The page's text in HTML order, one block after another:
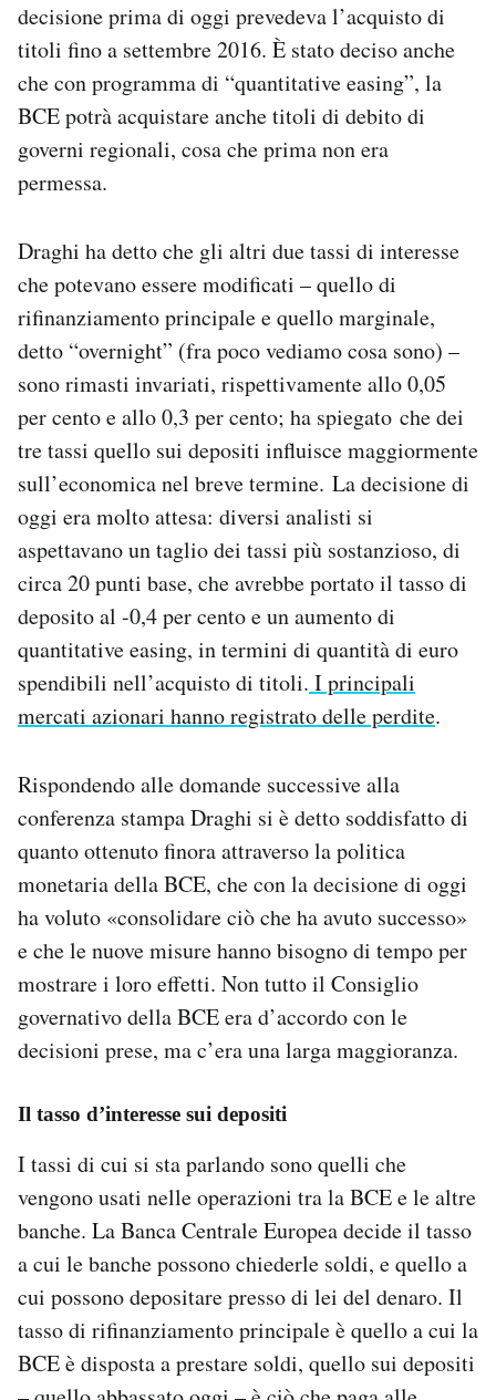
Esci
decisione prima di oggi prevedeva l’acquisto di
titoli fino a settembre 2016. È stato deciso anche
che con programma di “quantitative easing”, la
BCE potrà acquistare anche titoli di debito di
governi regionali, cosa che prima non era
permessa.
Draghi ha detto che gli altri due tassi di interesse
che potevano essere modificati – quello di
rifinanziamento principale e quello marginale,
detto “overnight” (fra poco vediamo cosa sono) –
sono rimasti invariati, rispettivamente allo 0,05
per cento e allo 0,3 per cento; ha spiegato che dei
tre tassi quello sui depositi influisce maggiormente
sull’economica nel breve termine. La decisione di
oggi era molto attesa: diversi analisti si
aspettavano un taglio dei tassi più sostanzioso, di
circa 20 punti base, che avrebbe portato il tasso di
deposito al -0,4 per cento e un aumento di
quantitative easing, in termini di quantità di euro
spendibili nell’acquisto di titoli. I principali
mercati azionari hanno registrato delle perdite.
Rispondendo alle domande successive alla
conferenza stampa Draghi si è detto soddisfatto di
quanto ottenuto finora attraverso la politica
monetaria della BCE, che con la decisione di oggi
ha voluto «consolidare ciò che ha avuto successo»
e che le nuove misure hanno bisogno di tempo per
mostrare i loro effetti. Non tutto il Consiglio
governativo della BCE era d’accordo con le
decisioni prese, ma c’era una larga maggioranza.
Il tasso d’interesse sui depositi
I tassi di cui si sta parlando sono quelli che
vengono usati nelle operazioni tra la BCE e le altre
banche. La Banca Centrale Europea decide il tasso
a cui le banche possono chiederle soldi, e quello a
cui possono depositare presso di lei del denaro. Il
tasso di rifinanziamento principale è quello a cui la
BCE è disposta a prestare soldi, quello sui depositi